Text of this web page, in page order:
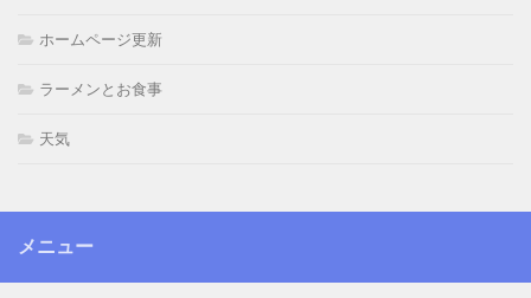
ホームページ更新
ラーメンとお食事
天気
メニュー